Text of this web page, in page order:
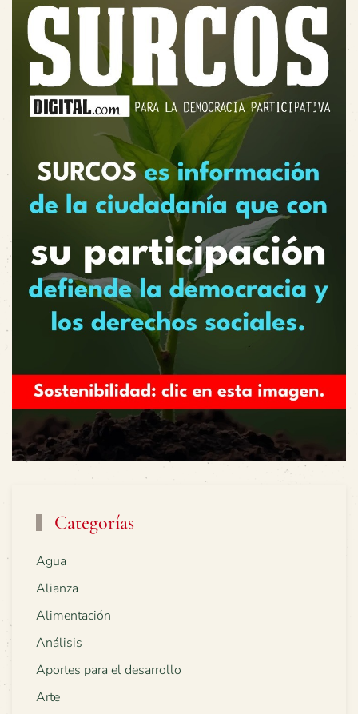
Categorías
Agua
Alianza
Alimentación
Análisis
Aportes para el desarrollo
Arte